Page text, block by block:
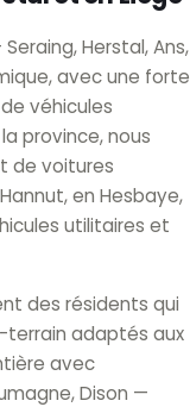
Herstal, Ans,
avec une forte
véhicules
province, nous
de voitures
en Hesbaye,
utilitaires et
des résidents qui
terrain adaptés aux
avec
Dison —